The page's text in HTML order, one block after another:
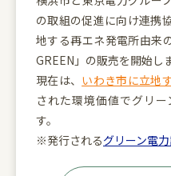
の取組の促進に向け連携
地する再エネ発電所由来
GREEN」の販売を開始し
現在は、 いわき市に立地
された環境価値でグリ
す。
※発行されるグリーン電